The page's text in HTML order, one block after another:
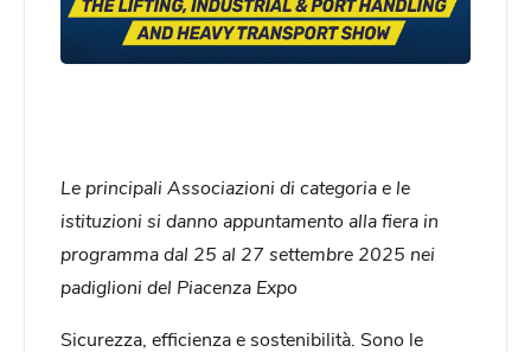
Le principali Associazioni di categoria e le
istituzioni si danno appuntamento alla fiera in
programma dal 25 al 27 settembre 2025 nei
padiglioni del Piacenza Expo
Sicurezza, efficienza e sostenibilità. Sono le